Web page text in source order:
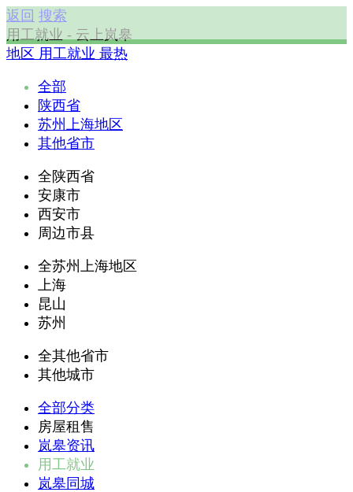
返回 搜索
用工就业 - 云上岚皋
地区 用工就业 最热
全部
陕西省
苏州上海地区
其他省市
全陕西省
安康市
西安市
周边市县
全苏州上海地区
上海
昆山
苏州
全其他省市
其他城市
全部分类
房屋租售
岚皋资讯
用工就业
岚皋同城